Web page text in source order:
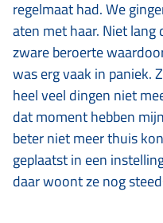
regelmaat had. We
aten met haar. Niet lang
zware beroerte
was erg vaak in paniek.
heel veel dingen niet
dat moment hebben
beter niet meer thuis
geplaatst in een
daar woont ze nog